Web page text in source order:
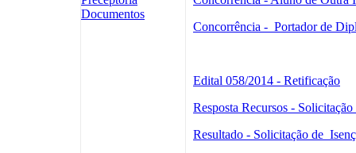
Documentos
Concorrência - Portador de
Edital 058/2014 - Retificação
Resposta Recursos - Solicitação
Resultado - Solicitação de